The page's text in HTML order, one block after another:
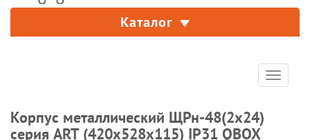
Каталог
Toggle
Корпус металлический ЩРн-48(2х24)
серия ART (420х528х115) IP31 QBOX